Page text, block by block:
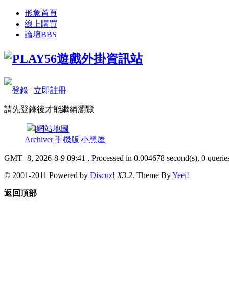
形象首頁
線上購買
論壇BBS
登錄 | 立即註冊
請先登錄後才能繼續瀏覽
|網站地圖
Archiver|手機版|小黑屋|
GMT+8, 2026-8-9 09:41 , Processed in 0.004678 second(s), 0
© 2001-2011 Powered by Discuz! X3.2. Theme ByYeei!
返回頂部